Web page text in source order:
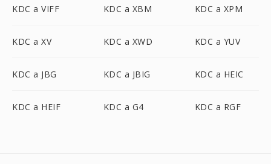
KDC a VIFF KDC a XBM KDC a XPM
KDC a XV KDC a XWD KDC a YUV
KDC a JBG KDC a JBIG KDC a HEIC
KDC a HEIF KDC a G4 KDC a RGF